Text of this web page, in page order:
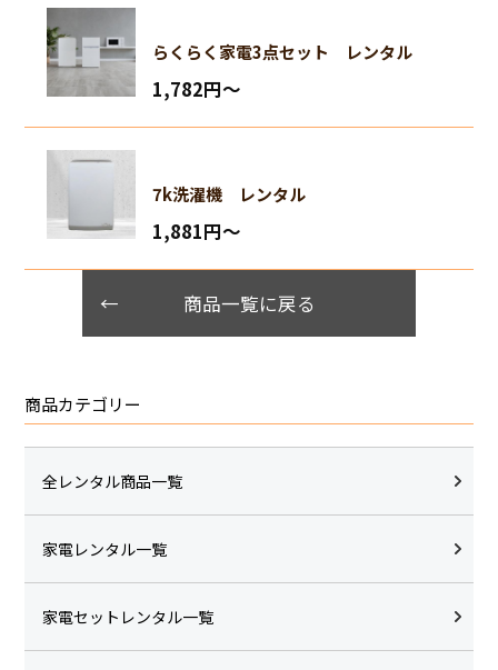
らくらく家電3点セット レンタル
1,782円〜
7k洗濯機 レンタル
1,881円〜
商品一覧に戻る
商品カテゴリー
全レンタル商品一覧
家電レンタル一覧
家電セットレンタル一覧